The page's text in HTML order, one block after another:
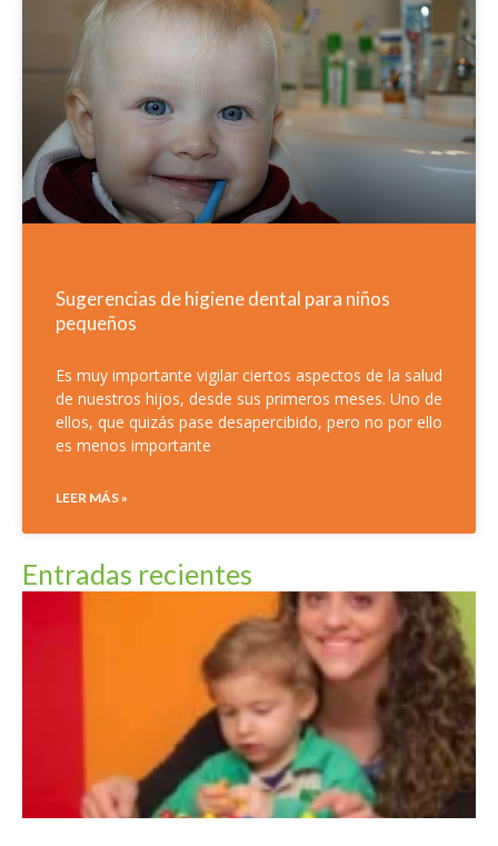
Sugerencias de higiene dental para niños
pequeños
Es muy importante vigilar ciertos aspectos de la salud
de nuestros hijos, desde sus primeros meses. Uno de
ellos, que quizás pase desapercibido, pero no por ello
es menos importante
LEER MÁS »
Entradas recientes